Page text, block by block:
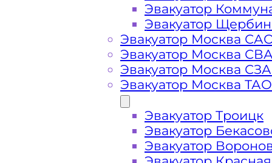
Стоимость
услуг
Эвакуатор
Эвакуатор
Эвакуатор Москва
Эвакуатор Москва
Эвакуатор Москва
Эвакуатор Москва ТАО
Эвакуатор Троицк
Эвакуатор
Эвакуатор